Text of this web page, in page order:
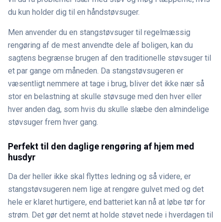
du kun holder dig til en håndstøvsuger.
Men anvender du en stangstøvsuger til regelmæssig
rengøring af de mest anvendte dele af boligen, kan du
sagtens begrænse brugen af den traditionelle støvsuger til
et par gange om måneden. Da stangstøvsugeren er
væsentligt nemmere at tage i brug, bliver det ikke nær så
stor en belastning at skulle støvsuge med den hver eller
hver anden dag, som hvis du skulle slæbe den almindelige
støvsuger frem hver gang.
Perfekt til den daglige rengøring af hjem med
husdyr
Da der heller ikke skal flyttes ledning og så videre, er
stangstøvsugeren nem lige at rengøre gulvet med og det
hele er klaret hurtigere, end batteriet kan nå at løbe tør for
strøm. Det gør det nemt at holde støvet nede i hverdagen til